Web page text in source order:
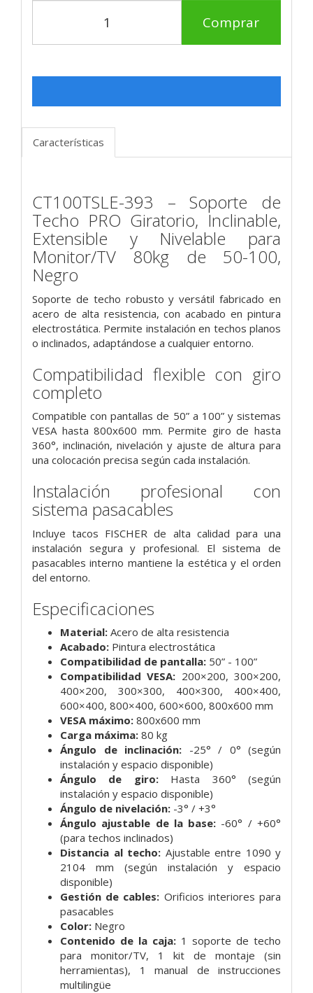
Comprar
Características
CT100TSLE-393 – Soporte de
Techo PRO Giratorio, Inclinable,
Extensible y Nivelable para
Monitor/TV 80kg de 50-100,
Negro
Soporte de techo robusto y versátil fabricado en
acero de alta resistencia, con acabado en pintura
electrostática. Permite instalación en techos planos
o inclinados, adaptándose a cualquier entorno.
Compatibilidad flexible con giro
completo
Compatible con pantallas de 50” a 100” y sistemas
VESA hasta 800x600 mm. Permite giro de hasta
360°, inclinación, nivelación y ajuste de altura para
una colocación precisa según cada instalación.
Instalación profesional con
sistema pasacables
Incluye tacos FISCHER de alta calidad para una
instalación segura y profesional. El sistema de
pasacables interno mantiene la estética y el orden
del entorno.
Especificaciones
Material: Acero de alta resistencia
Acabado: Pintura electrostática
Compatibilidad de pantalla: 50” - 100”
Compatibilidad VESA: 200×200, 300×200,
400×200, 300×300, 400×300, 400×400,
600×400, 800×400, 600×600, 800x600 mm
VESA máximo: 800x600 mm
Carga máxima: 80 kg
Ángulo de inclinación: -25° / 0° (según
instalación y espacio disponible)
Ángulo de giro:Hasta 360° (según
instalación y espacio disponible)
Ángulo de nivelación: -3° / +3°
Ángulo ajustable de la base: -60° / +60°
(para techos inclinados)
Distancia al techo: Ajustable entre 1090 y
2104 mm (según instalación y espacio
disponible)
Gestión de cables: Orificios interiores para
pasacables
Color: Negro
Contenido de la caja: 1 soporte de techo
para monitor/TV, 1 kit de montaje (sin
herramientas), 1 manual de instrucciones
multilingüe